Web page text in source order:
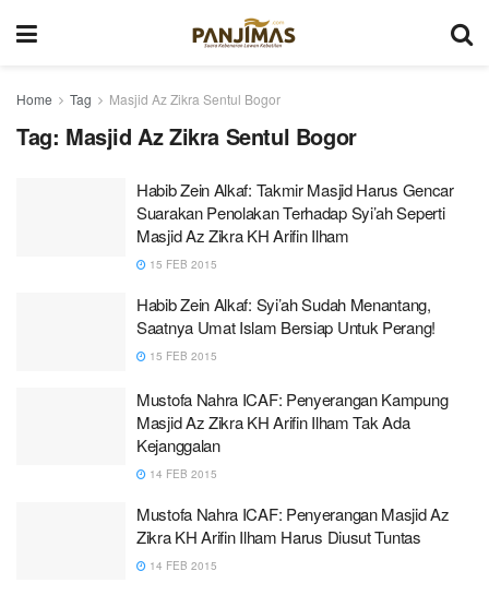
Home Tag Masjid Az Zikra Sentul Bogor
Tag: Masjid Az Zikra Sentul Bogor
Habib Zein Alkaf: Takmir Masjid Harus Gencar
Suarakan Penolakan Terhadap Syi’ah Seperti
Masjid Az Zikra KH Arifin Ilham
15 FEB 2015
Habib Zein Alkaf: Syi’ah Sudah Menantang,
Saatnya Umat Islam Bersiap Untuk Perang!
15 FEB 2015
Mustofa Nahra ICAF: Penyerangan Kampung
Masjid Az Zikra KH Arifin Ilham Tak Ada
Kejanggalan
14 FEB 2015
Mustofa Nahra ICAF: Penyerangan Masjid Az
Zikra KH Arifin Ilham Harus Diusut Tuntas
14 FEB 2015